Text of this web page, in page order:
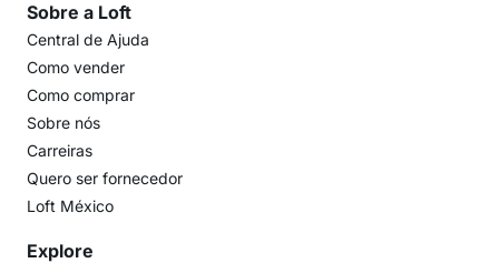
Sobre a Loft
Central de Ajuda
Como vender
Como comprar
Sobre nós
Carreiras
Quero ser fornecedor
Loft México
Explore